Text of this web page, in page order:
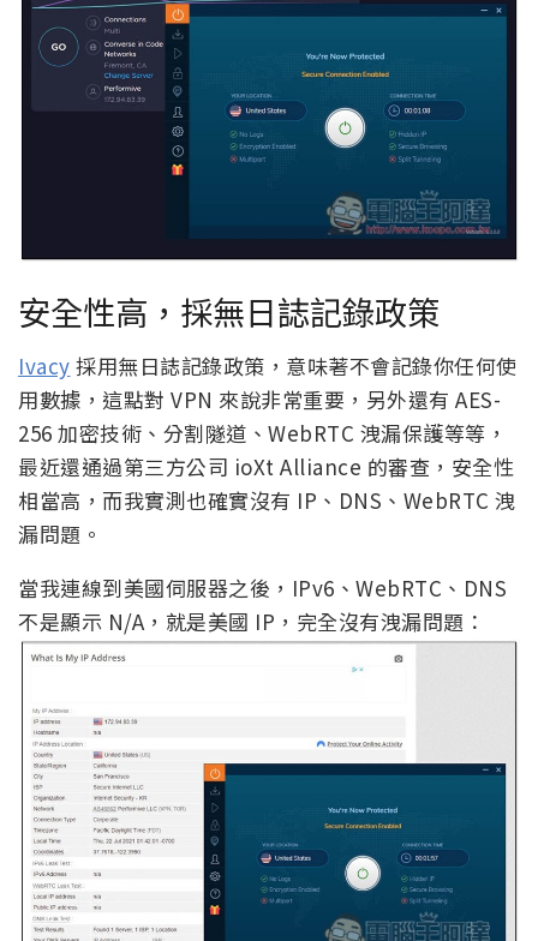
安全性高，採無日誌記錄政策
Ivacy 採用無日誌記錄政策，意味著不會記錄你任何使
用數據，這點對 VPN 來說非常重要，另外還有 AES-
256 加密技術、分割隧道、WebRTC 洩漏保護等等，
最近還通過第三方公司 ioXt Alliance 的審查，安全性
相當高，而我實測也確實沒有 IP、DNS、WebRTC 洩
漏問題。
當我連線到美國伺服器之後，IPv6、WebRTC、DNS
不是顯示 N/A，就是美國 IP，完全沒有洩漏問題：